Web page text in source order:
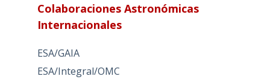
Colaboraciones Astronómicas
Internacionales
ESA/GAIA
ESA/Integral/OMC